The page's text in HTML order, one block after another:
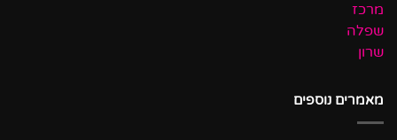
מרכז
שפלה
שרון
מאמרים נוספים